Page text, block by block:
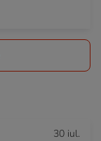
30 iul.